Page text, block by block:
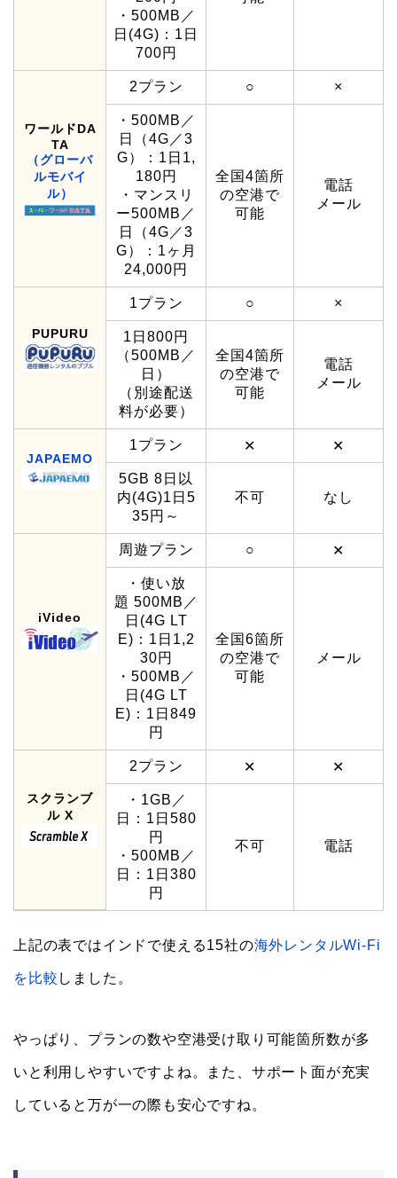
・500MB／
日(4G)：1日
700円
ワールドDA
TA
（グローバ
ルモバイ
ル）
2プラン ○ ×
・500MB／
日（4G／3
G）：1日1,
180円
・マンスリ
ー500MB／
日（4G／3
G）：1ヶ月
24,000円
全国4箇所
の空港で
可能
電話
メール
PUPURU
1プラン ○ ×
1日800円
（500MB／
日）
（別途配送
料が必要）
全国4箇所
の空港で
可能
電話
メール
JAPAEMO
1プラン ✕ ✕
5GB 8日以
内(4G)1日5
35円～
不可 なし
iVideo
周遊プラン ○ ✕
・使い放
題 500MB／
日(4G LT
E)：1日1,2
30円
・500MB／
日(4G LT
E)：1日849
円
全国6箇所
の空港で
可能
メール
スクランブ
ル X
2プラン ✕ ✕
・1GB／
日：1日580
円
・500MB／
日：1日380
円
不可 電話
上記の表ではインドで使える15社の海外レンタルWi-Fi
を比較 しました。
やっぱり、プランの数や空港受け取り可能箇所数が多
いと利用しやすいですよね。また、サポート面が充実
していると万が一の際も安心ですね。